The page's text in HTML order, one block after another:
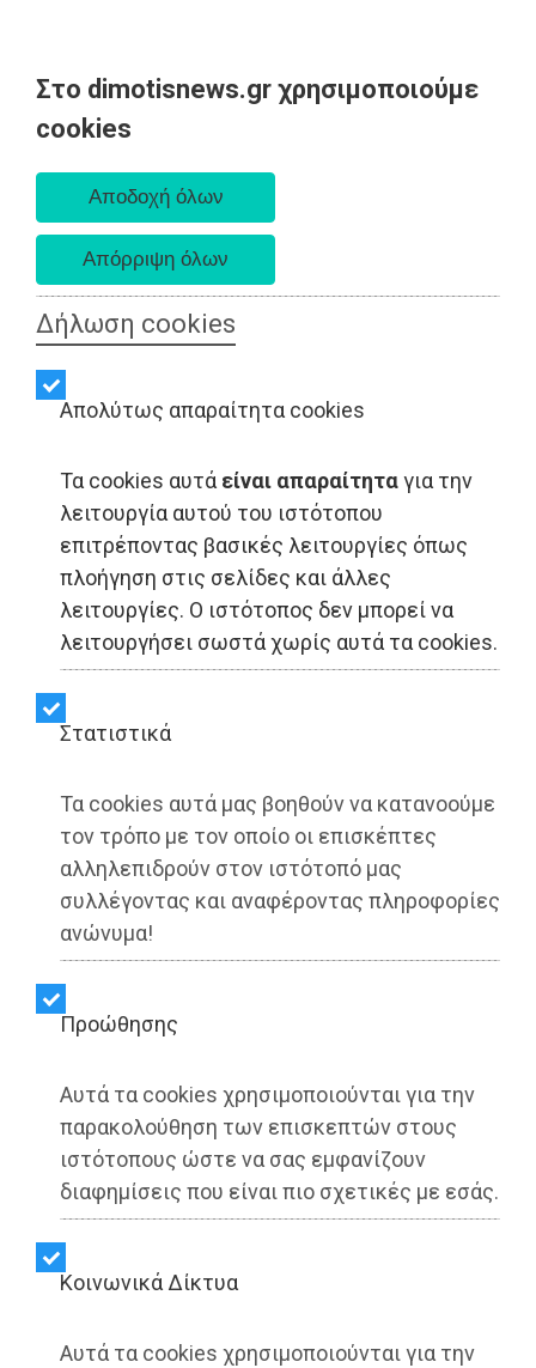
Στο dimotisnews.gr χρησιμοποιούμε
cookies
Δήλωση cookies
Απολύτως απαραίτητα cookies
Τα cookies αυτά είναι απαραίτηταγια την
λειτουργία αυτού του ιστότοπου
επιτρέποντας βασικές λειτουργίες όπως
πλοήγηση στις σελίδες και άλλες
λειτουργίες. Ο ιστότοπος δεν μπορεί να
λειτουργήσει σωστά χωρίς αυτά τα cookies.
Στατιστικά
Τα cookies αυτά μας βοηθούν να κατανοούμε
τον τρόπο με τον οποίο οι επισκέπτες
αλληλεπιδρούν στον ιστότοπό μας
συλλέγοντας και αναφέροντας πληροφορίες
ανώνυμα!
Προώθησης
Αυτά τα cookies χρησιμοποιούνται για την
παρακολούθηση των επισκεπτών στους
ιστότοπους ώστε να σας εμφανίζουν
διαφημίσεις που είναι πιο σχετικές με εσάς.
Kοινωνικά Δίκτυα
Αυτά τα cookies χρησιμοποιούνται για την
LIFESTYLE - Μαραθώνας
Τελετή παράδοσης του
Ολυμπιακού
Κωπηλατοδρομίου
Σχοινιά, τη Δευτέρα 6
Ιουλίου
Share:
Dimotisnews | 01/07/2026 - 13:32
Fund) και η Εταιρεία Ακινήτων Δημοσίου (ΕΤΑΔ)